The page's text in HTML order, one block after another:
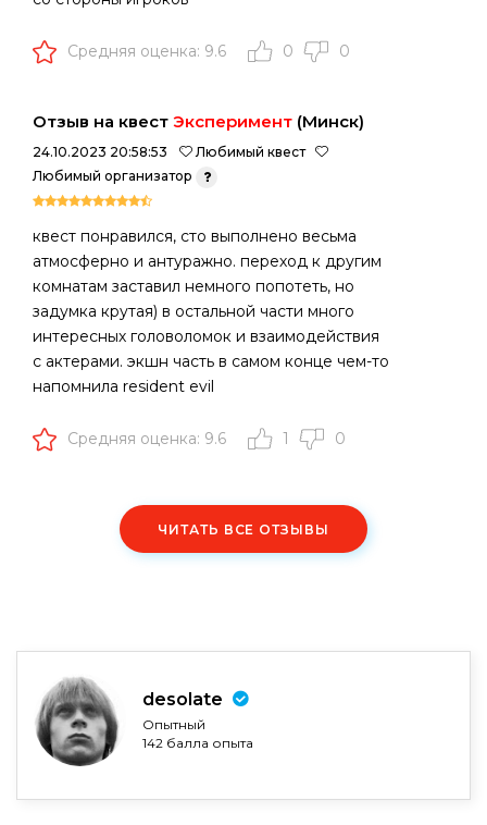
Средняя оценка: 9.6 0 0
Отзыв на квест Эксперимент (Минск)
24.10.2023 20:58:53
Любимый квест
Любимый организатор
квест понравился, сто выполнено весьма
атмосферно и антуражно. переход к другим
комнатам заставил немного попотеть, но
задумка крутая) в остальной части много
интересных головоломок и взаимодействия
с актерами. экшн часть в самом конце чем-то
напомнила resident evil
Средняя оценка: 9.6 1 0
ЧИТАТЬ ВСЕ ОТЗЫВЫ
desolate
Опытный
142 балла опыта